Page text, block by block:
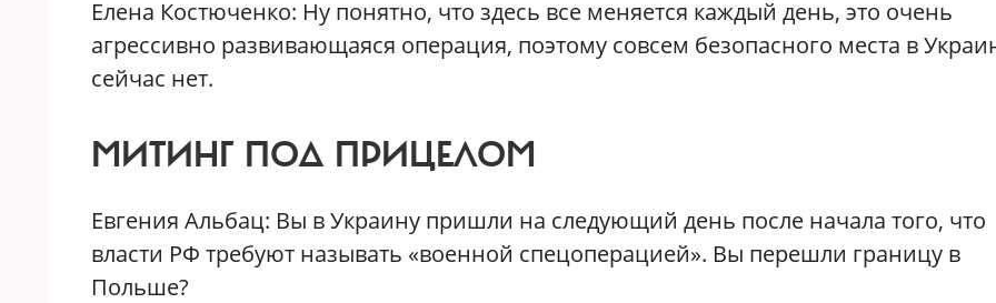
Елена Костюченко: Ну понятно, что здесь все меняется каждый день, это очень
агрессивно развивающаяся операция, поэтому совсем безопасного места в
сейчас нет.
МИТИНГ ПОД ПРИЦЕЛОМ
Евгения Альбац: Вы в Украину пришли на следующий день после начала того, что
власти РФ требуют называть «военной спецоперацией». Вы перешли границу в
Польше?